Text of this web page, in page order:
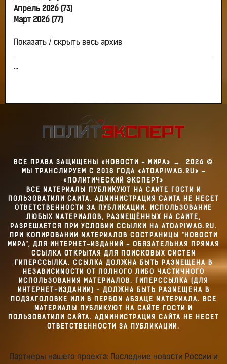
Апрель 2026 (73)
Март 2026 (77)
Показать / скрыть весь архив
...
ВСЕ ПРАВА ЗАЩИЩЕНЫ «НОВОСТИ - МИРА» → 2026 ©
МЫ ТРАНСЛИРУЕМ С 2018 ГОДА «ATOAPIWAG.RU» -
«ПОЛИТИЧЕСКИЙ ЭКСПЕРТ»
ВСЕ МАТЕРИАЛЫ ПУБЛИКУЮТ НА САЙТЕ ГОСТИ И
ПОЛЬЗОВАТИЛИ САЙТА. АДМИНИСТРАЦИЯ САЙТА НЕ НЕСЕТ
ОТВЕТСТВЕННОСТИ ЗА ПУБЛИКАЦИИ. ИСПОЛЬЗОВАНИЕ
ЛЮБЫХ МАТЕРИАЛОВ, РАЗМЕЩЁННЫХ НА САЙТЕ,
РАЗРЕШАЕТСЯ ПРИ УСЛОВИИ ССЫЛКИ НА ATOAPIWAG.RU.
ПРИ КОПИРОВАНИИ МАТЕРИАЛОВ СОСТРАНИЦЫ "НОВОСТИ
МИРА", ДЛЯ ИНТЕРНЕТ-ИЗДАНИЙ - ОБЯЗАТЕЛЬНАЯ ПРЯМАЯ
ССЫЛКА ОТКРЫТАЯ ДЛЯ ПОИСКОВЫХ СИСТЕМ
ГИПЕРССЫЛКА. ССЫЛКА ДОЛЖНА БЫТЬ РАЗМЕЩЕНА В
НЕЗАВИСИМОСТИ ОТ ПОЛНОГО ЛИБО ЧАСТИЧНОГО
ИСПОЛЬЗОВАНИЯ МАТЕРИАЛОВ. ГИПЕРССЫЛКА (ДЛЯ
ИНТЕРНЕТ-ИЗДАНИЙ) - ДОЛЖНА БЫТЬ РАЗМЕЩЕНА В
ПОДЗАГОЛОВКЕ ИЛИ В ПЕРВОМ АБЗАЦЕ МАТЕРИАЛА. ВСЕ
МАТЕРИАЛЫ ПУБЛИКУЮТ НА САЙТЕ ГОСТИ И
ПОЛЬЗОВАТИЛИ САЙТА. АДМИНИСТРАЦИЯ САЙТА НЕ НЕСЕТ
ОТВЕТСТВЕННОСТИ ЗА ПУБЛИКАЦИИ.
Партнеры нашего проекта: Последние новости России и